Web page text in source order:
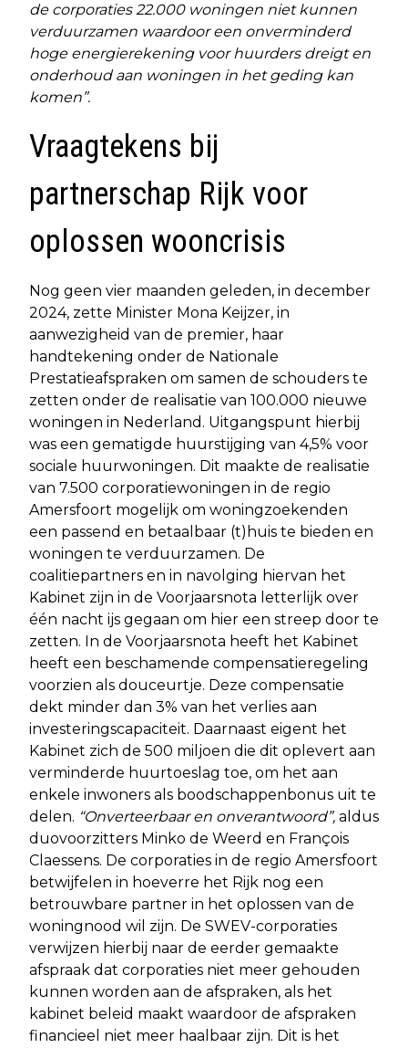
de corporaties 22.000 woningen niet kunnen
verduurzamen waardoor een onverminderd
hoge energierekening voor huurders dreigt en
onderhoud aan woningen in het geding kan
komen”.
Vraagtekens bij
partnerschap Rijk voor
oplossen wooncrisis
Nog geen vier maanden geleden, in december
2024, zette Minister Mona Keijzer, in
aanwezigheid van de premier, haar
handtekening onder de Nationale
Prestatieafspraken om samen de schouders te
zetten onder de realisatie van 100.000 nieuwe
woningen in Nederland. Uitgangspunt hierbij
was een gematigde huurstijging van 4,5% voor
sociale huurwoningen. Dit maakte de realisatie
van 7.500 corporatiewoningen in de regio
Amersfoort mogelijk om woningzoekenden
een passend en betaalbaar (t)huis te bieden en
woningen te verduurzamen. De
coalitiepartners en in navolging hiervan het
Kabinet zijn in de Voorjaarsnota letterlijk over
één nacht ijs gegaan om hier een streep door te
zetten. In de Voorjaarsnota heeft het Kabinet
heeft een beschamende compensatieregeling
voorzien als douceurtje. Deze compensatie
dekt minder dan 3% van het verlies aan
investeringscapaciteit. Daarnaast eigent het
Kabinet zich de 500 miljoen die dit oplevert aan
verminderde huurtoeslag toe, om het aan
enkele inwoners als boodschappenbonus uit te
delen. “Onverteerbaar en onverantwoord”, aldus
duovoorzitters Minko de Weerd en François
Claessens. De corporaties in de regio Amersfoort
betwijfelen in hoeverre het Rijk nog een
betrouwbare partner in het oplossen van de
woningnood wil zijn. De SWEV-corporaties
verwijzen hierbij naar de eerder gemaakte
afspraak dat corporaties niet meer gehouden
kunnen worden aan de afspraken, als het
kabinet beleid maakt waardoor de afspraken
financieel niet meer haalbaar zijn. Dit is het